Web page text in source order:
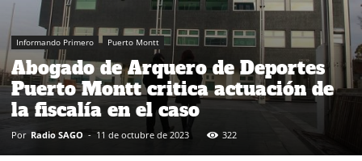
Informando Primero Puerto Montt
Abogado de Arquero de Deportes
Puerto Montt critica actuación de
la fiscalía en el caso
Por Radio SAGO - 11 de octubre de 2023 322